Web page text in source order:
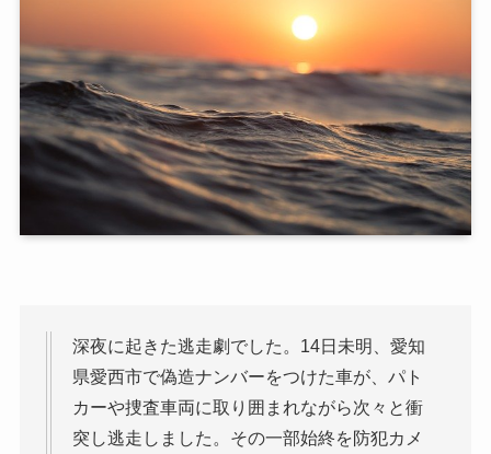
深夜に起きた逃走劇でした。14日未明、愛知
県愛西市で偽造ナンバーをつけた車が、パト
カーや捜査車両に取り囲まれながら次々と衝
突し逃走しました。その一部始終を防犯カメ